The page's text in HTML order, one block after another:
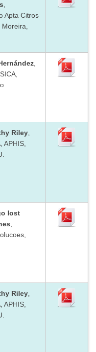
Apta Citros
Moreira,
Riley
APHIS,
Iost
Riley
APHIS,